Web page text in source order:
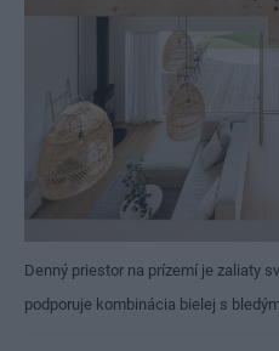
Denný priestor na prízemí je zaliaty
podporuje kombinácia bielej s